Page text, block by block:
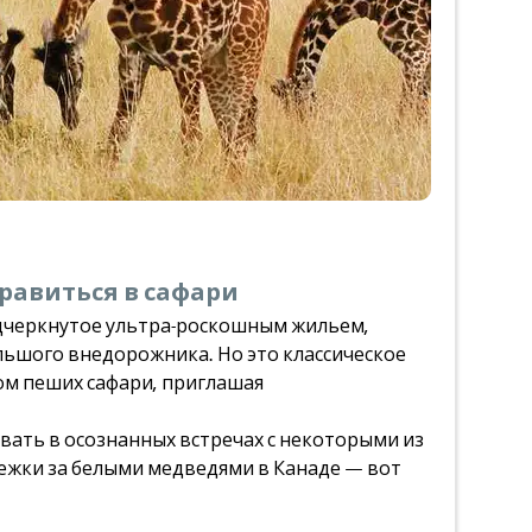
в сафари
ультра-роскошным жильем,
внедорожника. Но это классическое
пеших сафари, приглашая
в осознанных встречах с некоторыми из
за белыми медведями в Канаде — вот